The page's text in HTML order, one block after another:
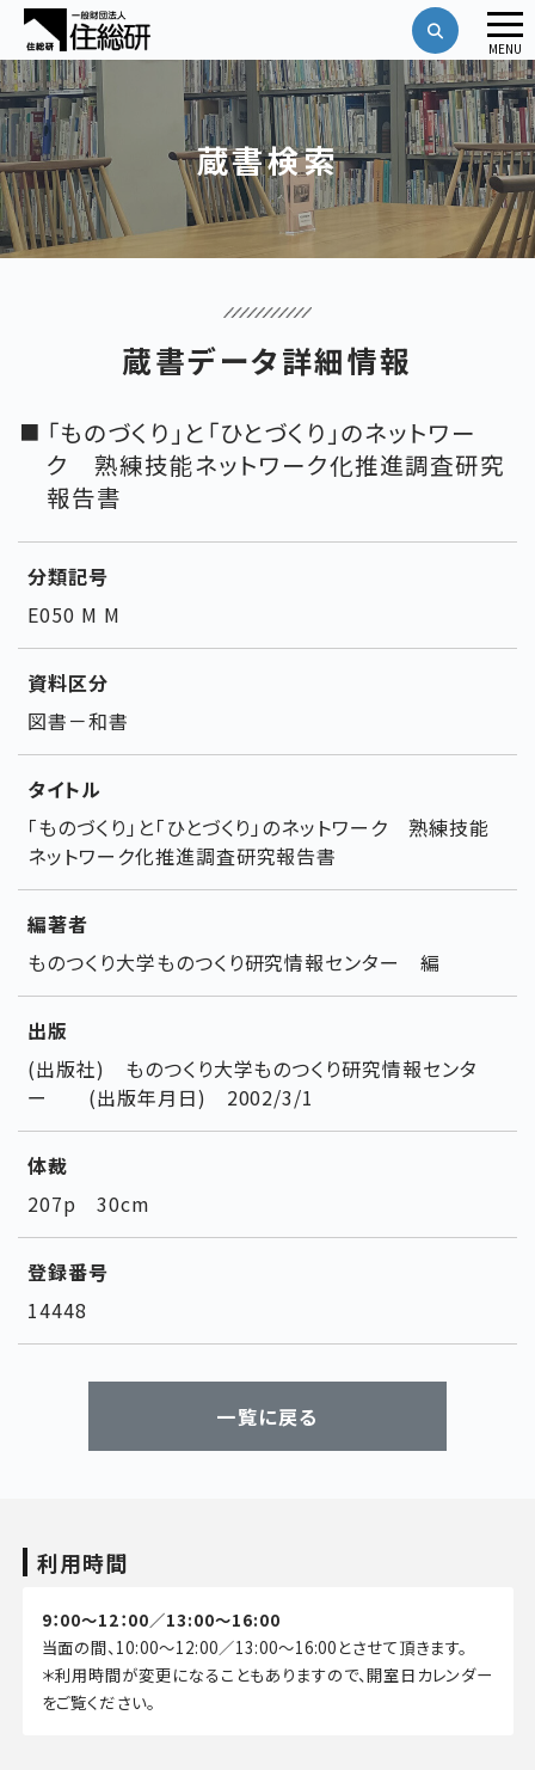
蔵書検索
蔵書データ詳細情報
「ものづくり」と「ひとづくり」のネットワー
ク 熟練技能ネットワーク化推進調査研究
報告書
分類記号
E050 M M
資料区分
図書－和書
タイトル
「ものづくり」と「ひとづくり」のネットワーク 熟練技能
ネットワーク化推進調査研究報告書
編著者
ものつくり大学ものつくり研究情報センター 編
出版
(出版社) ものつくり大学ものつくり研究情報センタ
ー (出版年月日) 2002/3/1
体裁
207p 30cm
登録番号
14448
一覧に戻る
利用時間
9：00～12：00／13:00～16:00
当面の間、10:00～12:00／13:00～16:00とさせて頂きます。
＊利用時間が変更になることもありますので、開室日カレンダー
をご覧ください。
メ
ニ
ュ
ー
MENU